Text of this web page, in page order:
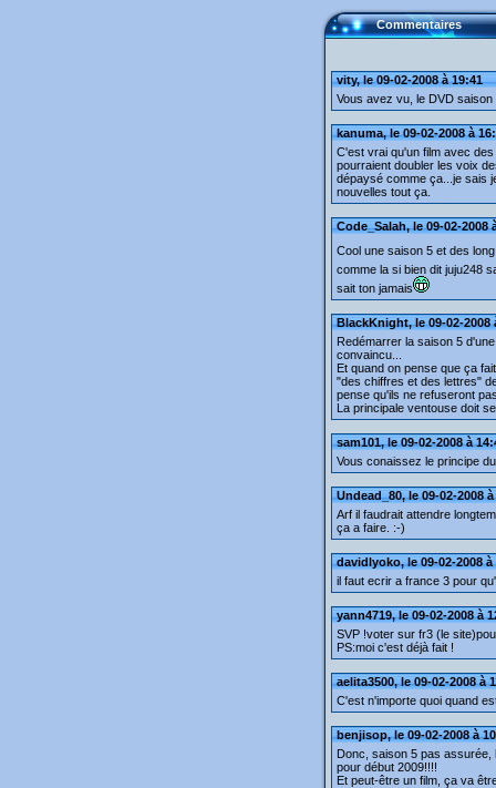
Commentaires
vity, le 09-02-2008 à 19:41
Vous avez vu, le DVD
kanuma, le 09-02-2008 à
C'est vrai qu'un film avec
pourraient doubler les voix
dépaysé comme ça...je sais
nouvelles tout ça.
Code_Salah, le 09-02-2008
Cool une saison 5 et des
comme la si bien dit juju248
sait ton jamais
BlackKnight, le 09-02-2008
Redémarrer la saison 5
convaincu...
Et quand on pense que ça
"des chiffres et des lettres"
pense qu'ils ne refuseront
La principale ventouse doit
sam101, le 09-02-2008 à
Vous conaissez le principe
Undead_80, le 09-02-2008
Arf il faudrait attendre
ça a faire. :-)
davidlyoko, le 09-02-2008 à
il faut ecrir a france 3 pour
yann4719, le 09-02-2008 à
SVP !voter sur fr3 (le
PS:moi c'est déjà fait !
aelita3500, le 09-02-2008 à
C'est n'importe quoi quand
benjisop, le 09-02-2008 à
Donc, saison 5 pas assurée,
pour début 2009!!!!
Et peut-être un film, ça va